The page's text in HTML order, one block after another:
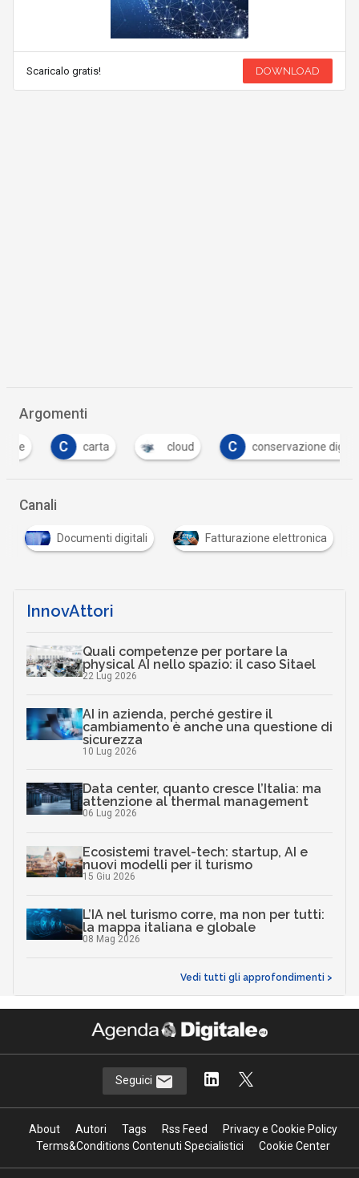
Scaricalo gratis! DOWNLOAD
Argomenti
carta cloud conservazione digitale
Canali
Documenti digitali Fatturazione elettronica
InnovAttori
Quali competenze per portare la
physical AI nello spazio: il caso Sitael
22 Lug 2026
AI in azienda, perché gestire il
cambiamento è anche una questione di
sicurezza
10 Lug 2026
Data center, quanto cresce l’Italia: ma
attenzione al thermal management
06 Lug 2026
Ecosistemi travel-tech: startup, AI e
nuovi modelli per il turismo
15 Giu 2026
L’IA nel turismo corre, ma non per tutti:
la mappa italiana e globale
08 Mag 2026
Vedi tutti gli approfondimenti >
Seguici
About Autori Tags Rss Feed
Privacy e Cookie Policy
Terms&Conditions Contenuti Specialistici
Cookie Center